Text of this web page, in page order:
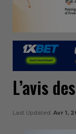
L’avis
Last Updated Avr 1,